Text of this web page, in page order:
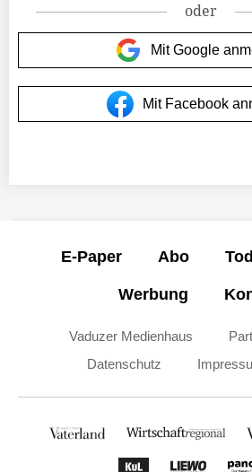
oder
Mit Google
Mit Facebook
E-Paper Abo
Werbung
Vaduzer Medienhaus
Datenschutz